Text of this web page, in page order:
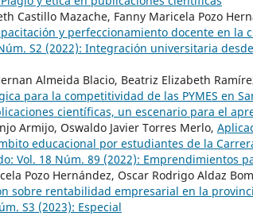
Castillo Mazache, Fanny Maricela Pozo
y perfeccionamiento docente en la
S2 (2022): Integración universitaria
Almeida Blacio, Beatriz Elizabeth
para la competitividad de las PYMES en
científicas, un escenario para el
Armijo, Oswaldo Javier Torres Merlo,
educacional por estudiantes de la
Vol. 18 Núm. 89 (2022): ¨Emprendimientos
Pozo Hernández, Oscar Rodrigo Aldaz
sobre rentabilidad empresarial en la
S3 (2023): Especial